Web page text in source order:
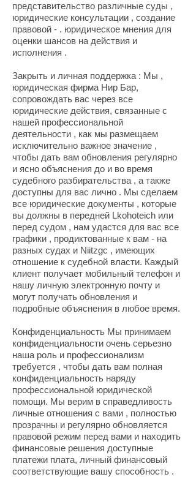
представительство различные суды ,
юридические консультации , создание
правовой - . юридическое мнения для
оценки шансов на действия и
исполнения .
Закрыть и личная поддержка : Мы ,
юридическая фирма Нир Бар,
сопровождать вас через все
юридические действия, связанные с
нашей профессиональной
деятельности , как мы размещаем
исключительно важное значение ,
чтобы дать вам обновления регулярно
и ясно объяснения до и во время
судебного разбирательства , а также
доступны для вас лично . Мы сделаем
все юридические документы , которые
вы должны в передней Lkohoteich или
перед судом , нам удастся для вас все
графики , продиктованные к вам - на
разных судах и Niitzgc , имеющих
отношение к судебной власти. Каждый
клиент получает мобильный телефон и
нашу личную электронную почту и
могут получать обновления и
подробные объяснения в любое время.
Конфиденциальность Мы принимаем
конфиденциальности очень серьезно
наша роль и профессионализм
требуется , чтобы дать вам полная
конфиденциальность наряду
профессиональной юридической
помощи. Мы верим в справедливость
личные отношения с вами , полностью
прозрачны и регулярно обновляется
правовой режим перед вами и находить
финансовые решения доступные
платежи плата, личный финансовый
соответствующие вашу способность .